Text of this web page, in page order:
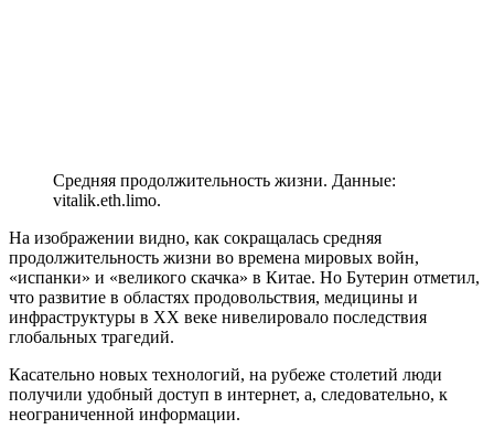
Средняя продолжительность жизни. Данные:
vitalik.eth.limo.
На изображении видно, как сокращалась средняя
продолжительность жизни во времена мировых войн,
«испанки» и «великого скачка» в Китае. Но Бутерин отметил,
что развитие в областях продовольствия, медицины и
инфраструктуры в XX веке нивелировало последствия
глобальных трагедий.
Касательно новых технологий, на рубеже столетий люди
получили удобный доступ в интернет, а, следовательно, к
неограниченной информации.